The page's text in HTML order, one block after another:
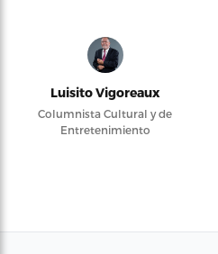
Luisito Vigoreaux
Columnista Cultural y de
Entretenimiento